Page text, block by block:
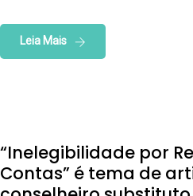
Leia Mais
“Inelegibilidade por
Contas” é tema de